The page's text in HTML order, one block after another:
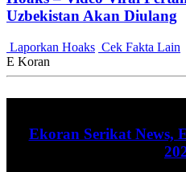
Uzbekistan Akan Diulang
Laporkan Hoaks Cek Fakta Lain
E Koran
Ekoran Serikat News,